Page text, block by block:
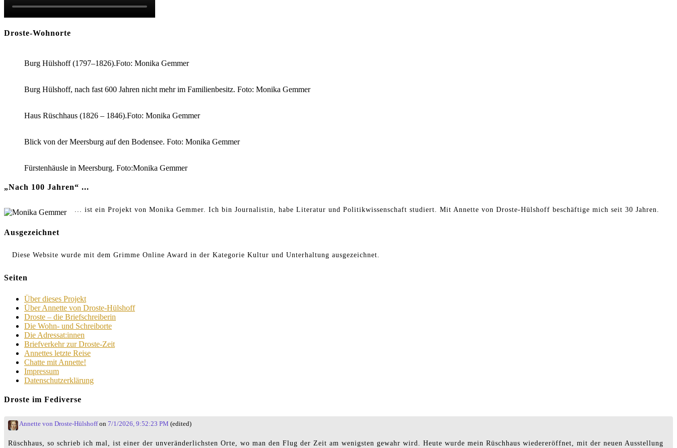
Droste-Wohnorte
Burg Hülshoff (1797–1826).Foto: Monika Gemmer
Burg Hülshoff, nach fast 600 Jahren nicht mehr im Familienbesitz. Foto: Monika Gemmer
Haus Rüschhaus (1826 – 1846).Foto: Monika Gemmer
Blick von der Meersburg auf den Bodensee. Foto: Monika Gemmer
Fürstenhäusle in Meersburg. Foto:Monika Gemmer
„Nach 100 Jahren“ ...
... ist ein Projekt von Monika Gemmer. Ich bin Journalistin, habe Literatur und Politikwissenschaft studiert. Mit Annette von Droste-Hülshoff beschäftige mich seit 30 Jahren.
Ausgezeichnet
Diese Website wurde mit dem Grimme Online Award in der Kategorie Kultur und Unterhaltung ausgezeichnet.
Seiten
Über dieses Projekt
Über Annette von Droste-Hülshoff
Droste – die Briefschreiberin
Die Wohn- und Schreiborte
Die Adressat:innen
Briefverkehr zur Droste-Zeit
Annettes letzte Reise
Chatte mit Annette!
Impressum
Datenschutzerklärung
Droste im Fediverse
Annette von Droste-Hülshoffon 7/1/2026, 9:52:23 PM (edited)
Rüschhaus, so schrieb ich mal, ist einer der unveränderlichsten Orte, wo man den Flug der Zeit am wenigsten gewahr wird. Heute wurde mein Rüschhaus wiedereröffnet, mit der neuen Ausstellung